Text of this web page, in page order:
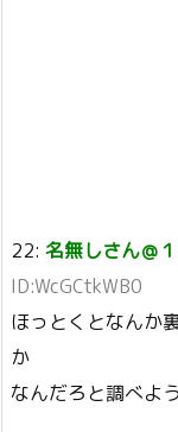
22: 名無しさん＠
ID:WcGCtkWB0
ほっとくとなんか
か
なんだろと調べよ